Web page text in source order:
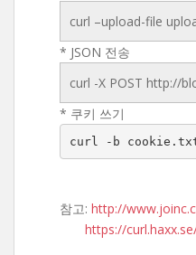
curl –upload-file
* JSON 전송
curl -X POST http://
* 쿠키 쓰기
curl -b
참고: http://
https://